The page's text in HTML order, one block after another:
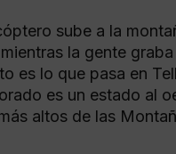
sube a la
la gente
es lo que pasa en
es un estado al
altos de las